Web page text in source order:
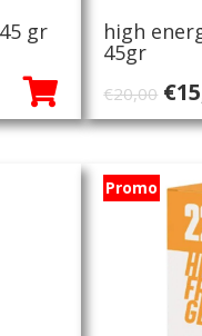
gr high
45gr
€20,00 €
Promo